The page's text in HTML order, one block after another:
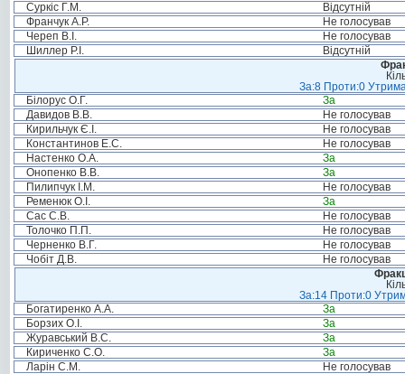
Суркіс Г.М.
Відсутній
Франчук А.Р.
Не голосував
Череп В.І.
Не голосував
Шиллер Р.І.
Відсутній
За:8 Проти:0
Білорус О.Г.
За
Давидов В.В.
Не голосував
Кирильчук Є.І.
Не голосував
Константинов Е.С.
Не голосував
Настенко О.А.
За
Онопенко В.В.
За
Пилипчук І.М.
Не голосував
Ременюк О.І.
За
Сас С.В.
Не голосував
Толочко П.П.
Не голосував
Черненко В.Г.
Не голосував
Чобіт Д.В.
Не голосував
За:14 Проти:0
Богатиренко А.А.
За
Борзих О.І.
За
Журавський В.С.
За
Кириченко С.О.
За
Ларін С.М.
Не голосував